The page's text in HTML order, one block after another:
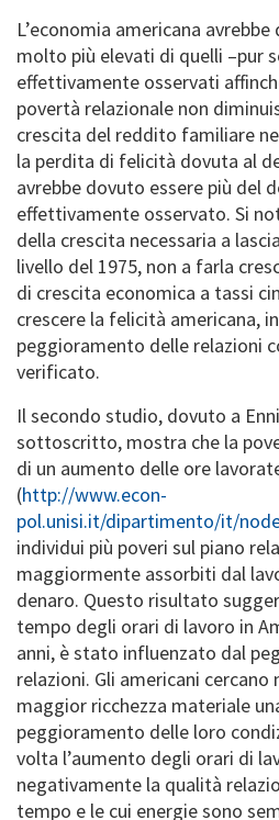
L’economia americana
molto più elevati di quelli –pur
effettivamente osservati
povertà relazionale non
crescita del reddito familiare
la perdita di felicità dovuta al
avrebbe dovuto essere più del
effettivamente osservato. Si
della crescita necessaria a
livello del 1975, non a farla
di crescita economica a tassi
crescere la felicità americana,
peggioramento delle relazioni
verificato.
Il secondo studio, dovuto a
sottoscritto, mostra che la
di un aumento delle ore
(http://www.econ-
pol.unisi.it/dipartimento/it/
individui più poveri sul piano
maggiormente assorbiti dal
denaro. Questo risultato
tempo degli orari di lavoro in
anni, è stato influenzato dal
relazioni. Gli americani cercano
maggior ricchezza materiale
peggioramento delle loro
volta l’aumento degli orari di
negativamente la qualità
tempo e le cui energie sono